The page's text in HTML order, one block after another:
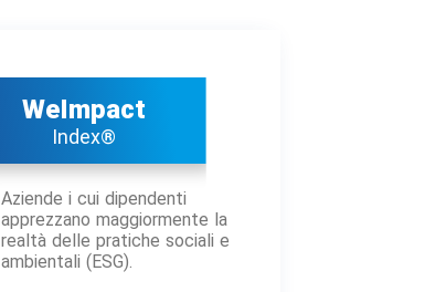
WeImpact
Index®
Aziende i cui dipendenti
apprezzano maggiormente la
realtà delle pratiche sociali e
ambientali (ESG).